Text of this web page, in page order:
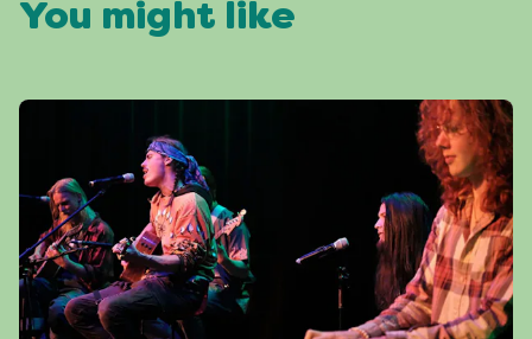
You might like